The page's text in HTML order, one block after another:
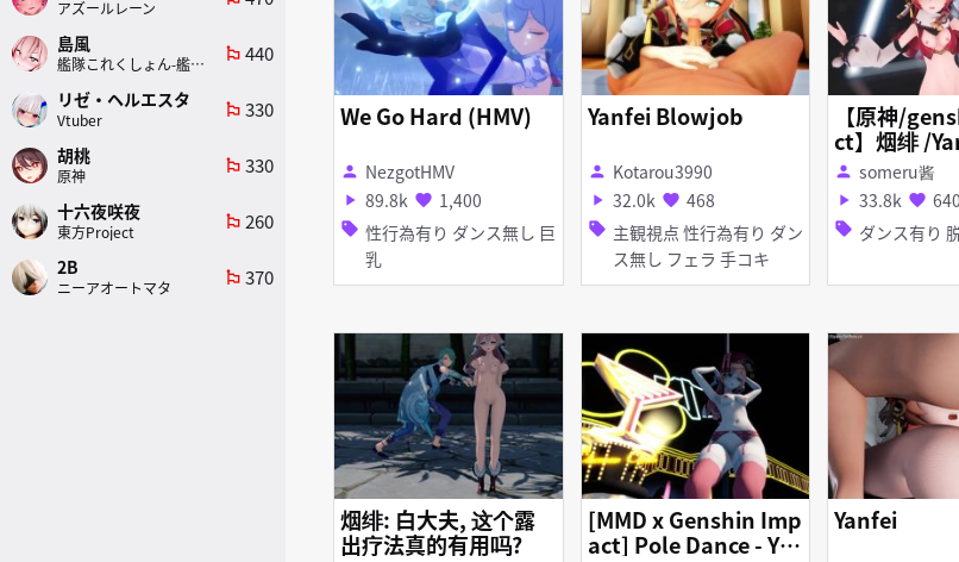
We Go Hard (HMV)
person NezgotHMV
play_arrow 89.8k favorite 1,400
sell 性行為有り ダンス無し 巨
乳
Yanfei Blowjob
person Kotarou3990
play_arrow 32.0k favorite 468
sell 主観視点 性行為有り ダン
ス無し フェラ 手コキ
【原神/
ct】烟绯 /
person someru酱
play_arrow 33.8k favorite 640
sell ダ
烟绯: 白大夫, 这个露
出疗法真的有用吗?
[MMD x Genshin Imp
act] Pole Dance - Ya
Yanfei
アズールレーン
島風
艦隊これくしょん-艦これ-
emoji_flags 440
リゼ・ヘルエスタ
Vtuber
emoji_flags 330
胡桃
原神
emoji_flags 330
十六夜咲夜
東方Project
emoji_flags 260
2B
ニーアオートマタ
emoji_flags 370